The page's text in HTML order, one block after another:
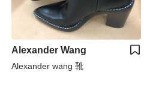
Alexander Wang
Alexander wang 靴